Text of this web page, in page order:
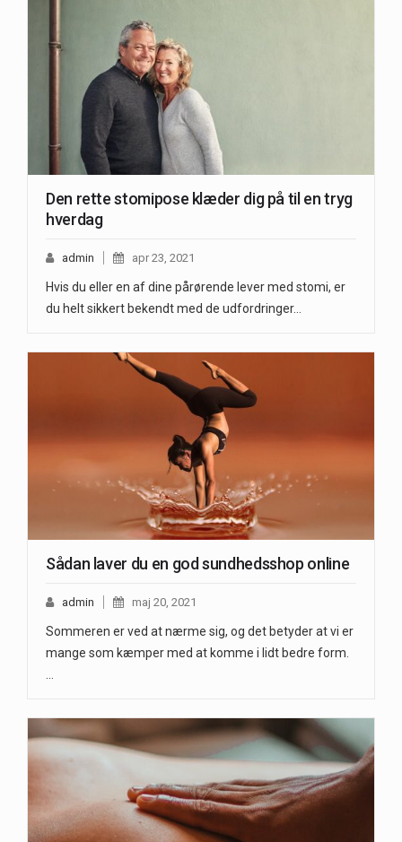
Den rette stomipose klæder dig på til en tryg
hverdag
admin apr 23, 2021
Hvis du eller en af dine pårørende lever med stomi, er
du helt sikkert bekendt med de udfordringer…
Sådan laver du en god sundhedsshop online
admin maj 20, 2021
Sommeren er ved at nærme sig, og det betyder at vi er
mange som kæmper med at komme i lidt bedre form.